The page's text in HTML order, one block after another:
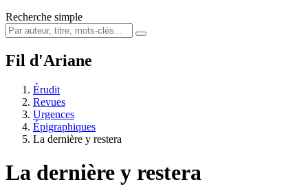
Recherche simple
Fil d'Ariane
Érudit
Revues
Urgences
Épigraphiques
La dernière y restera
La dernière y restera